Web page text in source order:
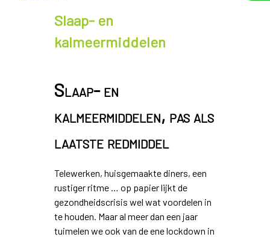
Slaap- en
kalmeermiddelen
Slaap- en
kalmeermiddelen, pas als
laatste redmiddel
Telewerken, huisgemaakte diners, een
rustiger ritme … op papier lijkt de
gezondheidscrisis wel wat voordelen in
te houden. Maar al meer dan een jaar
tuimelen we ook van de ene lockdown in